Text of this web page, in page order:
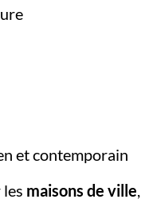
et contemporain
maisons de ville